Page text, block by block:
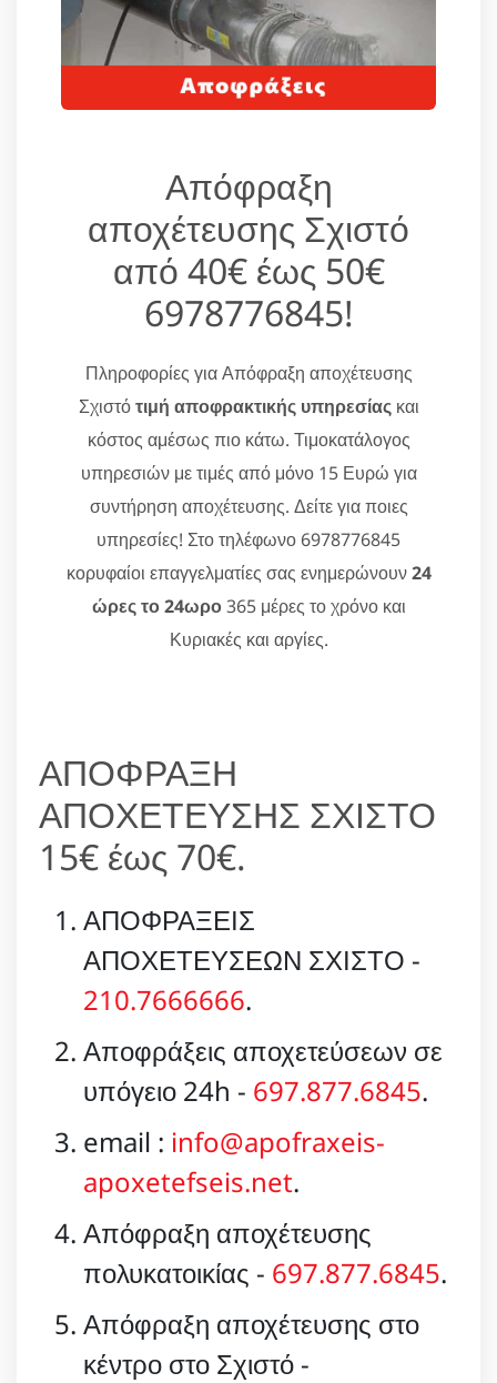
Απόφραξη
αποχέτευσης Σχιστό
από 40€ έως 50€
6978776845!
Πληροφορίες για Απόφραξη αποχέτευσης
Σχιστότιμή αποφρακτικής υπηρεσίαςκαι
κόστος αμέσως πιο κάτω. Τιμοκατάλογος
υπηρεσιών με τιμές από μόνο 15 Ευρώ για
συντήρηση αποχέτευσης. Δείτε για ποιες
υπηρεσίες! Στο τηλέφωνο 6978776845
κορυφαίοι επαγγελματίες σας ενημερώνουν24
ώρες το 24ωρο365 μέρες το χρόνο και
Κυριακές και αργίες.
ΑΠΟΦΡΑΞΗ
ΑΠΟΧΕΤΕΥΣΗΣ ΣΧΙΣΤΟ
15€ έως 70€.
ΑΠΟΦΡΑΞΕΙΣ
ΑΠΟΧΕΤΕΥΣΕΩΝ ΣΧΙΣΤΟ -
210.7666666.
Αποφράξεις αποχετεύσεων σε
υπόγειο 24h - 697.877.6845.
email : info@apofraxeis-
apoxetefseis.net.
Απόφραξη αποχέτευσης
πολυκατοικίας - 697.877.6845.
Απόφραξη αποχέτευσης στο
κέντρο στο Σχιστό -